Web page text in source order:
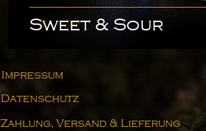
Sweet & Sour
Impressum
Datenschutz
Zahlung, Versand & Lieferung